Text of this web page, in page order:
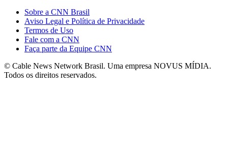
Sobre a CNN Brasil
Aviso Legal e Política de Privacidade
Termos de Uso
Fale com a CNN
Faça parte da Equipe CNN
© Cable News Network Brasil. Uma empresa NOVUS MÍDIA.
Todos os direitos reservados.